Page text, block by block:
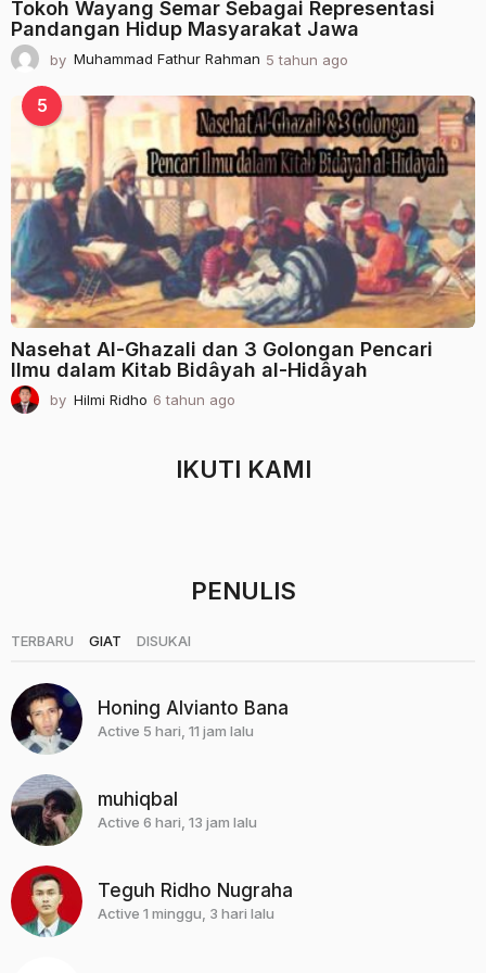
Tokoh Wayang Semar Sebagai Representasi
Pandangan Hidup Masyarakat Jawa
by Muhammad Fathur Rahman 5 tahun ago
a
h
u
n
a
g
o
5
Nasehat Al-Ghazali dan 3 Golongan Pencari
Ilmu dalam Kitab Bidâyah al-Hidâyah
by Hilmi Ridho 6 tahun ago
h
u
IKUTI KAMI
PENULIS
TERBARU GIAT DISUKAI
Honing Alvianto Bana
Active 5 hari, 11 jam lalu
muhiqbal
Active 6 hari, 13 jam lalu
Teguh Ridho Nugraha
Active 1 minggu, 3 hari lalu